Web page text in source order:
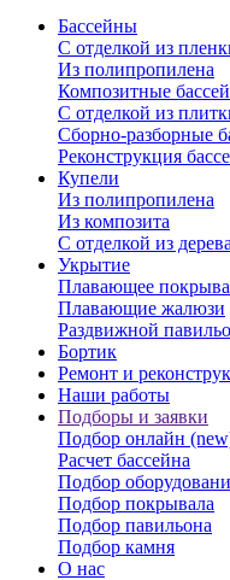
Бассейны
С отделкой из
Из полипропилена
Композитные
С отделкой из
Сборно-разборные
Реконструкция
Купели
Из полипропилена
Из композита
С отделкой из дерева
Укрытие
Плавающее
Плавающие жалюзи
Раздвижной
Бортик
Ремонт и
Наши работы
Подборы и заявки
Подбор онлайн
Расчет бассейна
Подбор
Подбор покрывала
Подбор павильона
Подбор камня
О нас